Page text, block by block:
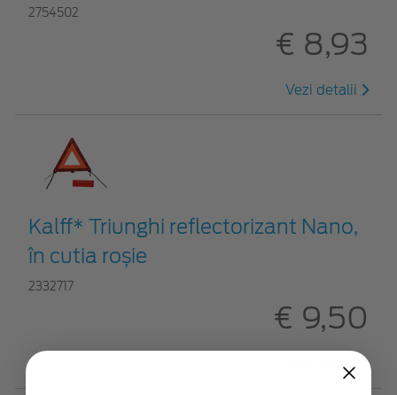
2754502
€ 8,93
Vezi detalii
Kalff* Triunghi reflectorizant Nano,
în cutia roșie
2332717
€ 9,50
Vezi detalii